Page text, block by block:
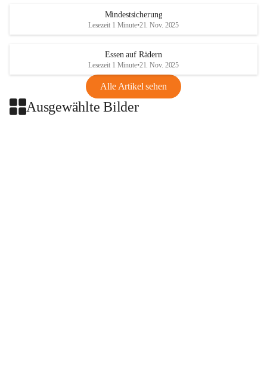
Mindestsicherung
Lesezeit 1 Minute•21. Nov. 2025
Essen auf Rädern
Lesezeit 1 Minute•21. Nov. 2025
Alle Artikel sehen
Ausgewählte Bilder